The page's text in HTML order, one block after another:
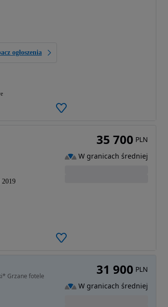
ogłoszenia
2019
35 700 PLN
W granicach średniej
Grzane fotele 31 900 PLN
W granicach średniej